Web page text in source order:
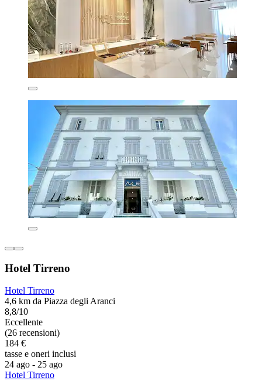
Hotel Tirreno
Hotel Tirreno
4,6 km da Piazza degli Aranci
8,8/10
Eccellente
(26 recensioni)
184 €
tasse e oneri inclusi
24 ago - 25 ago
Hotel Tirreno